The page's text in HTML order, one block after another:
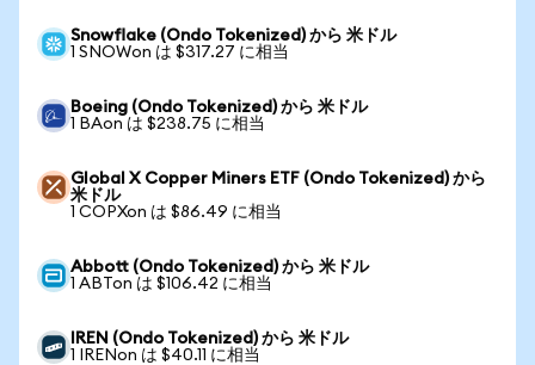
Snowflake (Ondo Tokenized) から 米ドル
1 SNOWon は $317.27 に相当
Boeing (Ondo Tokenized) から 米ドル
1 BAon は $238.75 に相当
Global X Copper Miners ETF (Ondo Tokenized) から
米ドル
1 COPXon は $86.49 に相当
Abbott (Ondo Tokenized) から 米ドル
1 ABTon は $106.42 に相当
IREN (Ondo Tokenized) から 米ドル
1 IRENon は $40.11 に相当